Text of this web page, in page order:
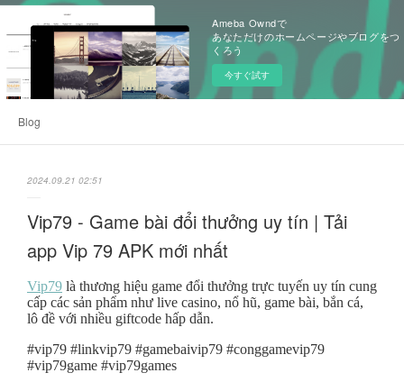
Ameba Owndで
あなただけのホームページやブログをつ
くろう
今すぐ試す
Blog
2024.09.21 02:51
Vip79 - Game bài đổi thưởng uy tín | Tải
app Vip 79 APK mới nhất